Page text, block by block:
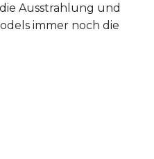
Ausstrahlung und
immer noch die